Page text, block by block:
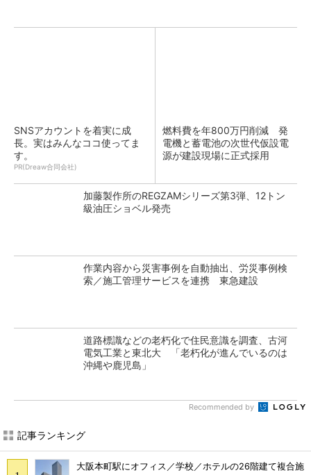
SNSアカウントを着実に成
長。実はみんなココ使ってま
す。
PR(Dreaw合同会社)
燃料費を年800万円削減 発
電機と蓄電池の次世代仮設電
源が建設現場に正式採用
加藤製作所のREGZAMシリーズ第3弾、12トン
級油圧ショベル発売
作業内容から災害事例を自動抽出、労災事例検
索／施工管理サービスを連携 東急建設
道路標識などの老朽化で住民意識を調査、古河
電気工業と東北大 「老朽化が進んでいるのは
沖縄や鹿児島」
Recommended by
記事ランキング
大阪本町駅にオフィス／学校／ホテルの26階建て複合施